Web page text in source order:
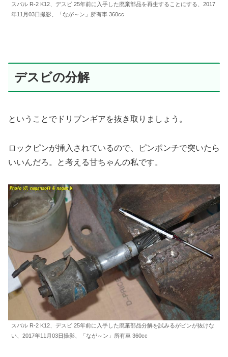
スバル R-2 K12、デスビ 25年前に入手した廃棄部品を再生することにする、2017
年11月03日撮影、「なが～ン」所有車 360cc
デスビの分解
ということでドリブンギアを抜き取りましょう。
ロックピンが挿入されているので、ピンポンチで突いたら
いいんだろ。と考える甘ちゃんの私です。
スバル R-2 K12、デスビ 25年前に入手した廃棄部品分解を試みるがピンが抜けな
い、2017年11月03日撮影、「なが～ン」所有車 360cc